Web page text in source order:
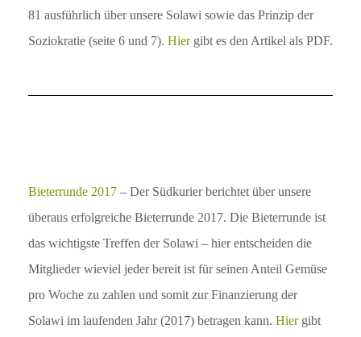
81 ausführlich über unsere Solawi sowie das Prinzip der
Soziokratie (seite 6 und 7). Hiergibt es den Artikel als PDF.
Bieterrunde 2017 – Der Südkurier berichtet über unsere
überaus erfolgreiche Bieterrunde 2017. Die Bieterrunde ist
das wichtigste Treffen der Solawi – hier entscheiden die
Mitglieder wieviel jeder bereit ist für seinen Anteil Gemüse
pro Woche zu zahlen und somit zur Finanzierung der
Solawi im laufenden Jahr (2017) betragen kann. Hiergibt